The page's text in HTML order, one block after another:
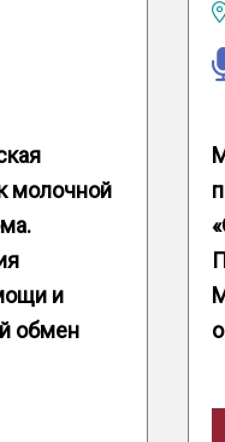
молочной
и
обмен